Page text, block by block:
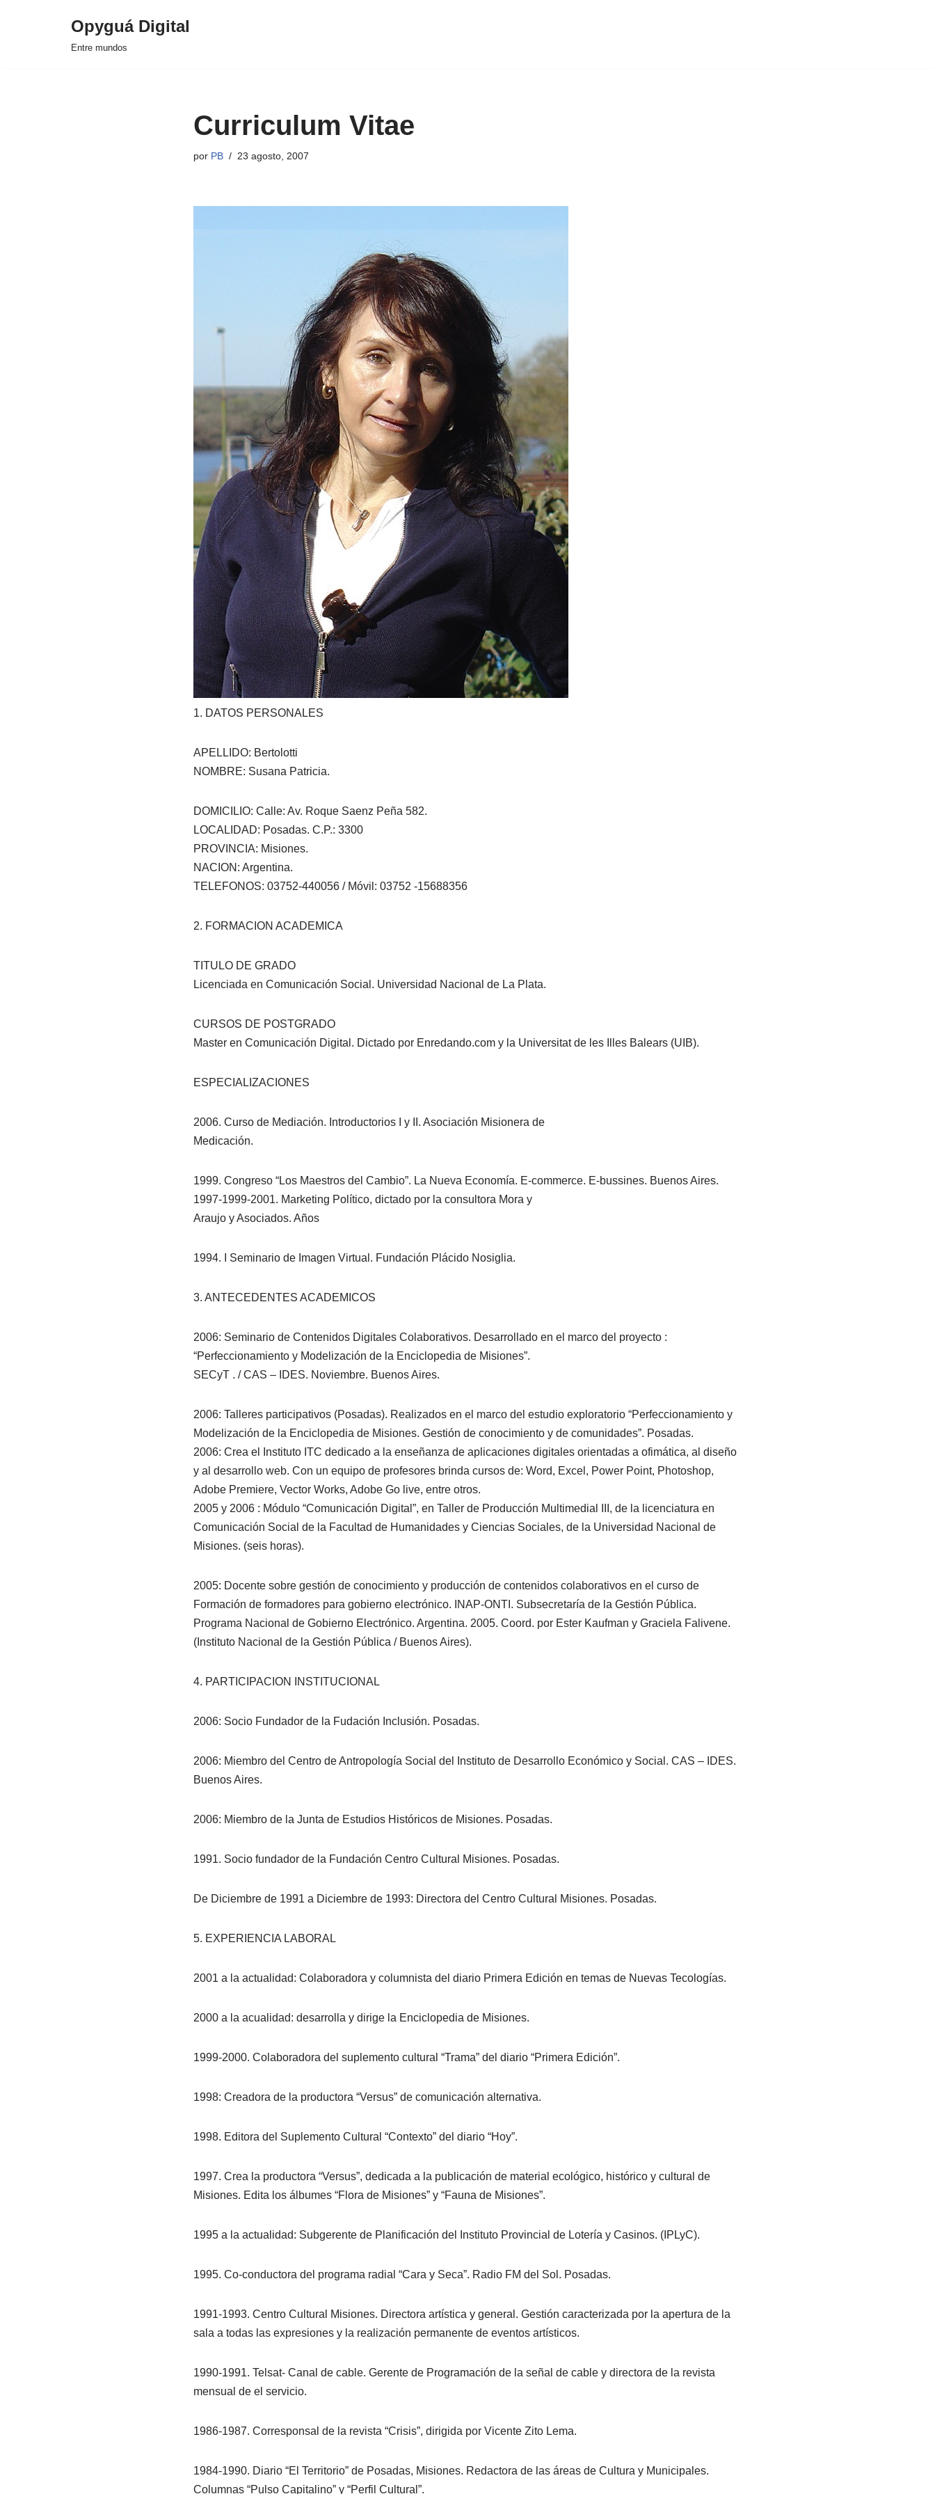
Opyguá Digital
Entre mundos
Curriculum Vitae
por PB 23 agosto, 2007
1. DATOS PERSONALES
APELLIDO: Bertolotti
NOMBRE: Susana Patricia.
DOMICILIO: Calle: Av. Roque Saenz Peña 582.
LOCALIDAD: Posadas. C.P.: 3300
PROVINCIA: Misiones.
NACION: Argentina.
TELEFONOS: 03752-440056 / Móvil: 03752 -15688356
2. FORMACION ACADEMICA
TITULO DE GRADO
Licenciada en Comunicación Social. Universidad Nacional de La Plata.
CURSOS DE POSTGRADO
Master en Comunicación Digital. Dictado por Enredando.com y la Universitat de les Illes Balears (UIB).
ESPECIALIZACIONES
2006. Curso de Mediación. Introductorios I y II. Asociación Misionera de
Medicación.
1999. Congreso “Los Maestros del Cambio”. La Nueva Economía. E-commerce. E-bussines. Buenos Aires.
1997-1999-2001. Marketing Político, dictado por la consultora Mora y
Araujo y Asociados. Años
1994. I Seminario de Imagen Virtual. Fundación Plácido Nosiglia.
3. ANTECEDENTES ACADEMICOS
2006: Seminario de Contenidos Digitales Colaborativos. Desarrollado en el marco del proyecto :
“Perfeccionamiento y Modelización de la Enciclopedia de Misiones”.
SECyT . / CAS – IDES. Noviembre. Buenos Aires.
2006: Talleres participativos (Posadas). Realizados en el marco del estudio exploratorio “Perfeccionamiento y
Modelización de la Enciclopedia de Misiones. Gestión de conocimiento y de comunidades”. Posadas.
2006: Crea el Instituto ITC dedicado a la enseñanza de aplicaciones digitales orientadas a ofimática, al diseño
y al desarrollo web. Con un equipo de profesores brinda cursos de: Word, Excel, Power Point, Photoshop,
Adobe Premiere, Vector Works, Adobe Go live, entre otros.
2005 y 2006 : Módulo “Comunicación Digital”, en Taller de Producción Multimedial III, de la licenciatura en
Comunicación Social de la Facultad de Humanidades y Ciencias Sociales, de la Universidad Nacional de
Misiones. (seis horas).
2005: Docente sobre gestión de conocimiento y producción de contenidos colaborativos en el curso de
Formación de formadores para gobierno electrónico. INAP-ONTI. Subsecretaría de la Gestión Pública.
Programa Nacional de Gobierno Electrónico. Argentina. 2005. Coord. por Ester Kaufman y Graciela Falivene.
(Instituto Nacional de la Gestión Pública / Buenos Aires).
4. PARTICIPACION INSTITUCIONAL
2006: Socio Fundador de la Fudación Inclusión. Posadas.
2006: Miembro del Centro de Antropología Social del Instituto de Desarrollo Económico y Social. CAS – IDES.
Buenos Aires.
2006: Miembro de la Junta de Estudios Históricos de Misiones. Posadas.
1991. Socio fundador de la Fundación Centro Cultural Misiones. Posadas.
De Diciembre de 1991 a Diciembre de 1993: Directora del Centro Cultural Misiones. Posadas.
5. EXPERIENCIA LABORAL
2001 a la actualidad: Colaboradora y columnista del diario Primera Edición en temas de Nuevas Tecologías.
2000 a la acualidad: desarrolla y dirige la Enciclopedia de Misiones.
1999-2000. Colaboradora del suplemento cultural “Trama” del diario “Primera Edición”.
1998: Creadora de la productora “Versus” de comunicación alternativa.
1998. Editora del Suplemento Cultural “Contexto” del diario “Hoy”.
1997. Crea la productora “Versus”, dedicada a la publicación de material ecológico, histórico y cultural de
Misiones. Edita los álbumes “Flora de Misiones” y “Fauna de Misiones”.
1995 a la actualidad: Subgerente de Planificación del Instituto Provincial de Lotería y Casinos. (IPLyC).
1995. Co-conductora del programa radial “Cara y Seca”. Radio FM del Sol. Posadas.
1991-1993. Centro Cultural Misiones. Directora artística y general. Gestión caracterizada por la apertura de la
sala a todas las expresiones y la realización permanente de eventos artísticos.
1990-1991. Telsat- Canal de cable. Gerente de Programación de la señal de cable y directora de la revista
mensual de el servicio.
1986-1987. Corresponsal de la revista “Crisis”, dirigida por Vicente Zito Lema.
1984-1990. Diario “El Territorio” de Posadas, Misiones. Redactora de las áreas de Cultura y Municipales.
Columnas “Pulso Capitalino” y “Perfil Cultural”.